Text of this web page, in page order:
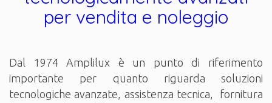
per vendita e noleggio
Dal 1974 Amplilux è un punto di riferimento
importante per quanto riguarda soluzioni
tecnologiche avanzate, assistenza tecnica, fornitura